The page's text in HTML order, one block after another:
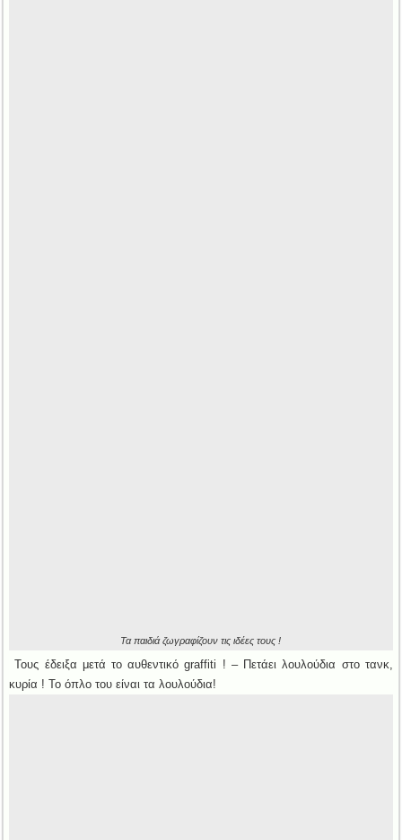
Τα παιδιά ζωγραφίζουν τις ιδέες τους !
Τους έδειξα μετά το αυθεντικό graffiti ! – Πετάει λουλούδια στο τανκ,
κυρία ! Το όπλο του είναι τα λουλούδια!